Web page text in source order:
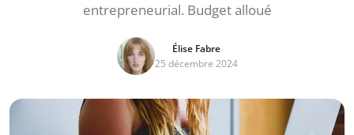
entrepreneurial. Budget alloué
Élise Fabre
25 décembre 2024